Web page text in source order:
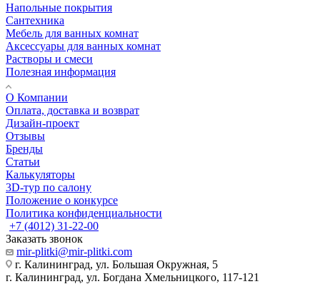
Напольные покрытия
Сантехника
Мебель для ванных комнат
Аксессуары для ванных комнат
Растворы и смеси
Полезная информация
О Компании
Оплата, доставка и возврат
Дизайн-проект
Отзывы
Бренды
Статьи
Калькуляторы
3D-тур по салону
Положение о конкурсе
Политика конфиденциальности
+7 (4012) 31-22-00
Заказать звонок
mir-plitki@mir-plitki.com
г. Калининград, ул. Большая Окружная, 5
г. Калининград, ул. Богдана Хмельницкого, 117-121